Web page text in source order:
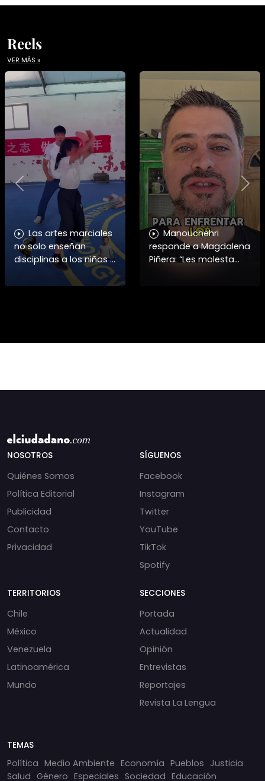
Reels
VER MÁS »
Las artes marciales
no solo enseñan
disciplinas a los niños y
niñas si no también ser
honorables #deporte
Manouchehri
responde a Magdalena
Piñera: “Les molesta
Previous
NOSOTROS
Quiénes Somos
Política Editorial
Publicidad
Contacto
Privacidad
SÍGUENOS
Facebook
Instagram
Twitter
YouTube
TikTok
Spotify
TERRITORIOS
Chile
México
Venezuela
Latinoamérica
Mundo
SECCIONES
Portada
Actualidad
Opinión
Entrevistas
Reportajes
Revista La Lengua
TEMAS
Política Medio Ambiente Economía Pueblos Justicia
Salud Género Especiales Sociedad Educación